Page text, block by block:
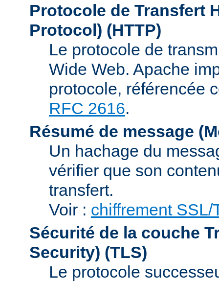
Protocole de Transfert
Protocol) (HTTP)
Le protocole de
Wide Web. Apache
protocole, référencée
RFC 2616.
Résumé de message
Un hachage du
vérifier que son
transfert.
Voir : chiffrement SSL/
Sécurité de la couche
Security) (TLS)
Le protocole